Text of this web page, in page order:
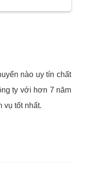
nào uy tín chất
ty với hơn 7 năm
vụ tốt nhất.